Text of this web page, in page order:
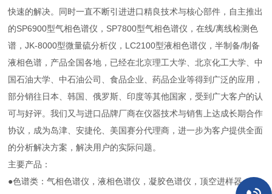
快速的解决。同时一直不断引进进口精良技术与核心部件，自主推出
的SP6900型气相色谱仪，SP7800型气相色谱仪，在线/离线检测色
谱，JK-8000型微量硫分析仪，LC2100型液相色谱仪，半制备/制备
液相色谱，产品全国各地，已经在北京理工大学、北京化工大学、中
国石油大学、中石油公司、食品企业、药品企业等得到广泛的应用，
部分销往日本、韩国、俄罗斯、印度等其他国家，受到广大客户的认
可与好评。我们又与进口品牌厂商在仪器技术与销售上达成长期合作
协议，成为岛津、安捷伦、美国赛分代理商，进一步为客户提供全面
的分析解决方案，解决用户的实际问题。
主要产品：
●色谱类：气相色谱仪，液相色谱仪，凝胶色谱仪，顶空进样器、热